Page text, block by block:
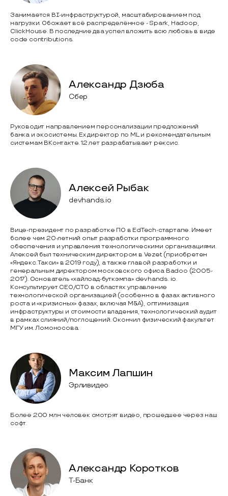
Занимается BI-инфраструктурой, масштабированием под
нагрузки. Обожает всё распределённое - Spark, Hadoop,
ClickHouse. В последние два успел вложить всю любовь в виде
code contributions.
Александр Дзюба
Сбер
Руководит направлением персонализации предложений
банка и экосистемы. Ex директор по ML и рекомендательным
системам ВКонтакте. 12 лет разрабатывает рексис.
Алексей Рыбак
devhands.io
Вице-президент по разработке ПО в EdTech-стартапе. Имеет
более чем 20-летний опыт разработки программного
обеспечения и управления технологическими организациями.
Алексей был техническим директором в Vezet (приобретен
«Яндекс. Такси» в 2019 году), а также главой разработки и
генеральным директором московского офиса Badoo (2005-
2017). Основатель «хайлоад-буткэмпа» devhands. io.
Консультирует CEO/CTO в областях: управление
технологической организацией (особенно в фазах активного
роста и «кризисных» фазах, включая M&A), оптимизация
инфраструктуры и стоимости владения, технологический аудит
в рамках слияний/поглощений. Окончил физический факультет
МГУ им. Ломоносова.
Максим Лапшин
Эрливидео
Более 200 млн человек смотрят видео, прошедшее через наш
софт.
Александр Коротков
Т-Банк